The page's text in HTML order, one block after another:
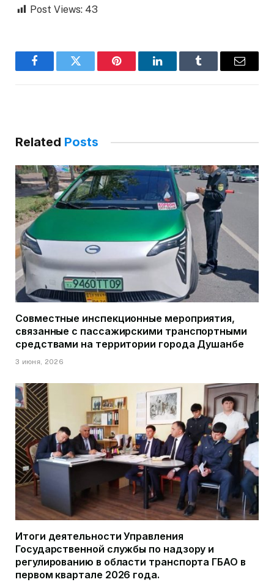
Post Views: 43
FacebookTwitter Pinterest LinkedInTumblr Email
Related Posts
Совместные инспекционные мероприятия,
связанные с пассажирскими транспортными
средствами на территории города Душанбе
3 июня, 2026
Итоги деятельности Управления
Государственной службы по надзору и
регулированию в области транспорта ГБАО в
первом квартале 2026 года.